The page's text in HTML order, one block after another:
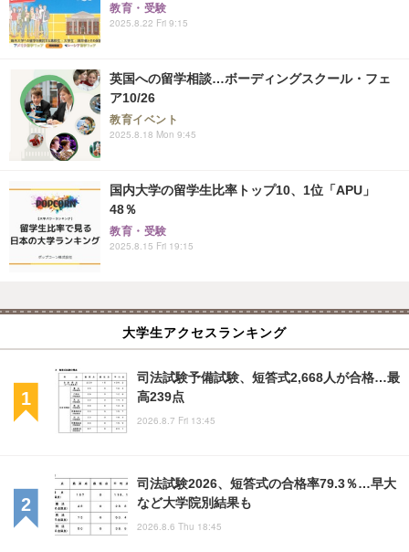
教育・受験
2025.8.22 Fri 9:15
英国への留学相談…ボーディングスクール・フェ
ア10/26
教育イベント
2025.8.18 Mon 9:45
国内大学の留学生比率トップ10、1位「APU」
48％
教育・受験
2025.8.15 Fri 19:15
大学生アクセスランキング
司法試験予備試験、短答式2,668人が合格…最
高239点
2026.8.7 Fri 13:45
司法試験2026、短答式の合格率79.3％…早大
など大学院別結果も
2026.8.6 Thu 18:45